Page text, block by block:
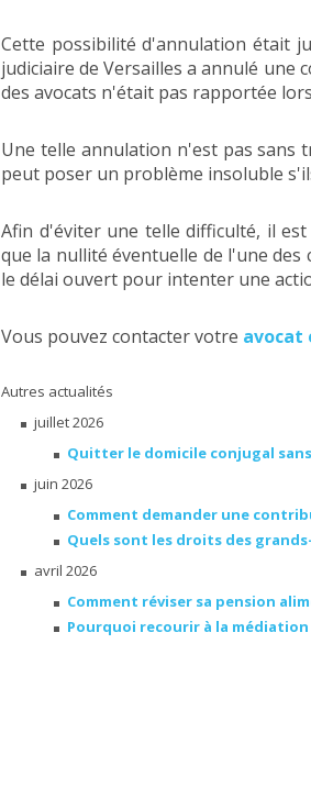
Cette possibilité d'annulation était
judiciaire de Versailles a annulé une
des avocats n'était pas rapportée
Une telle annulation n'est pas sans
peut poser un problème insoluble
Afin d'éviter une telle difficulté, il
que la nullité éventuelle de l'une
le délai ouvert pour intenter une
Vous pouvez contacter votre avocat
Autres actualités
juillet 2026
Quitter le domicile conjugal
juin 2026
Comment demander une
Quels sont les droits des
avril 2026
Comment réviser sa pension
Pourquoi recourir à la